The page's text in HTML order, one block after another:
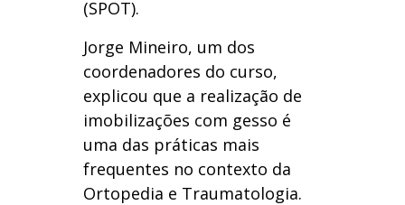
(SPOT).
Jorge Mineiro, um dos
coordenadores do curso,
explicou que a realização de
imobilizações com gesso é
uma das práticas mais
frequentes no contexto da
Ortopedia e Traumatologia.